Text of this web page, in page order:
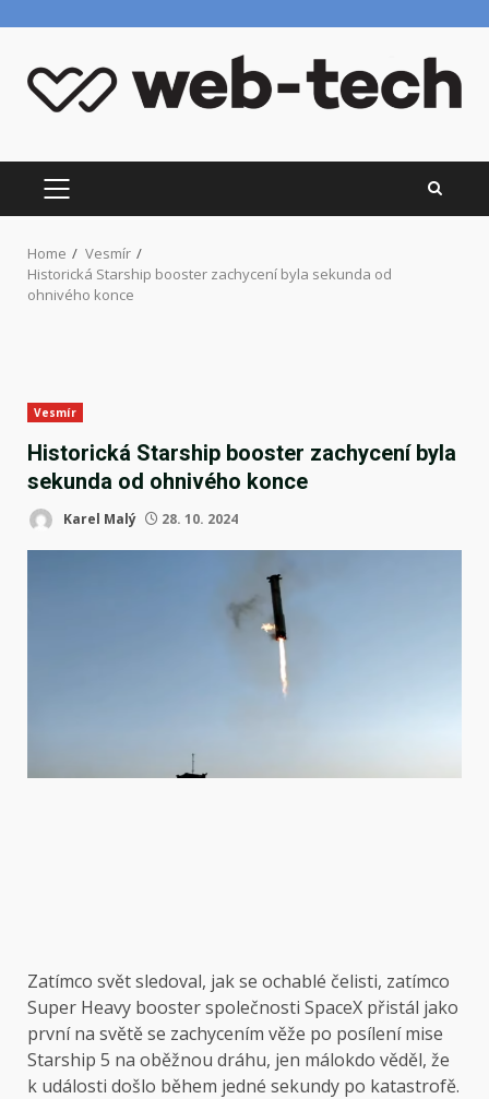
content
PRIMARY
MENU
Home
Vesmír
Historická Starship booster zachycení byla sekunda od
ohnivého konce
Vesmír
Historická Starship booster zachycení byla
sekunda od ohnivého konce
Karel Malý 28. 10. 2024
Zatímco svět sledoval, jak se ochablé čelisti, zatímco
Super Heavy booster společnosti SpaceX přistál jako
první na světě se zachycením věže po posílení mise
Starship 5 na oběžnou dráhu, jen málokdo věděl, že
k události došlo během jedné sekundy po katastrofě.